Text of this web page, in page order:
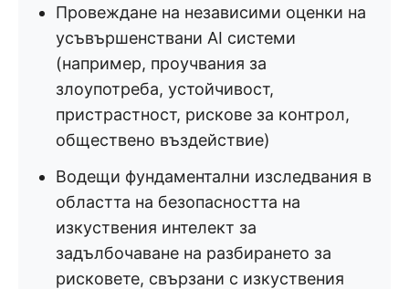
Провеждане на независими оценки на
усъвършенствани AI системи
(например, проучвания за
злоупотреба, устойчивост,
пристрастност, рискове за контрол,
обществено въздействие)
Водещи фундаментални изследвания в
областта на безопасността на
изкуствения интелект за
задълбочаване на разбирането за
рисковете, свързани с изкуствения